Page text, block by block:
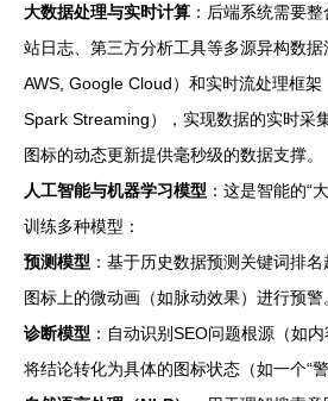
大数据处理与实时计算 ：后端系统需要
站日志、第三方分析工具等多源异构数
AWS, Google Cloud）和实时流处理框架
Spark Streaming），实现数据的实时采
图标的动态更新提供毫秒级的数据支撑。
人工智能与机器学习模型 ：这是智能的“
训练多种模型：
预测模型 ：基于历史数据预测关键词排
图标上的微动画（如脉动效果）进行预警
诊断模型 ：自动识别SEO问题根源（如
将结论转化为具体的图标状态（如一个“警